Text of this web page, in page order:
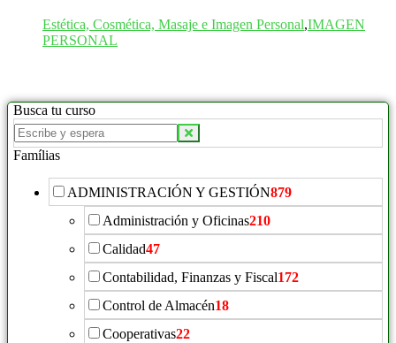
Estética, Cosmética, Masaje e Imagen Personal,IMAGEN
PERSONAL
Busca tu curso
Buscar
productos:
Famílias
ADMINISTRACIÓN Y GESTIÓN879
Administración y Oficinas210
Calidad47
Contabilidad, Finanzas y Fiscal172
Control de Almacén18
Cooperativas22